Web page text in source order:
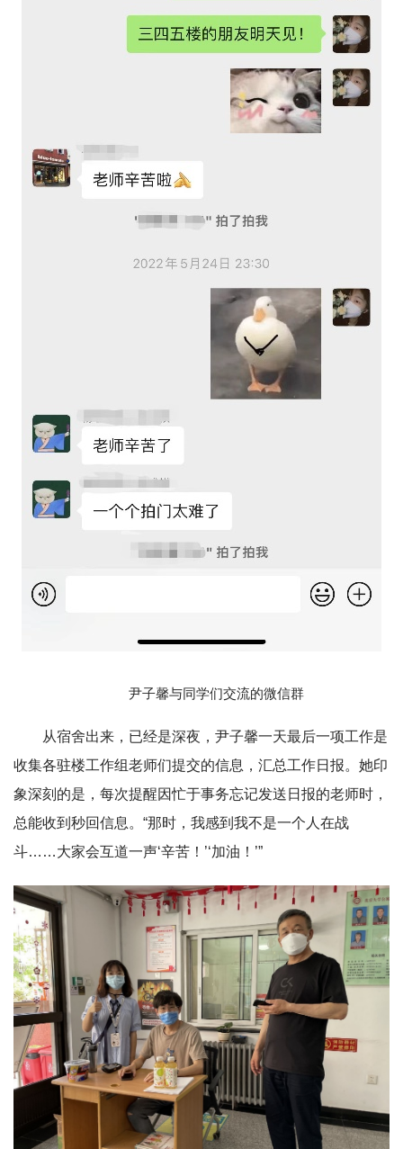
尹子馨与同学们交流的微信群
从宿舍出来，已经是深夜，尹子馨一天最后一项工作是
收集各驻楼工作组老师们提交的信息，汇总工作日报。她印
象深刻的是，每次提醒因忙于事务忘记发送日报的老师时，
总能收到秒回信息。“那时，我感到我不是一个人在战
斗……大家会互道一声‘辛苦！’‘加油！’”